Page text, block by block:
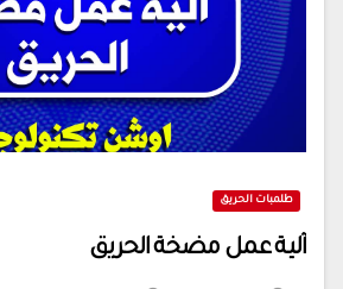
طلمبات الحريق
آلية عمل مضخة الحريق